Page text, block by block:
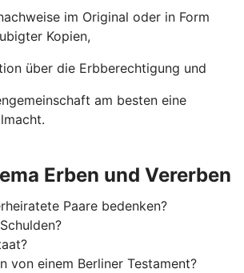
im Original oder in Form
Kopien,
über die Erbberechtigung und
am besten eine
Erben und Vererben
Paare bedenken?
von einem Berliner Testament?